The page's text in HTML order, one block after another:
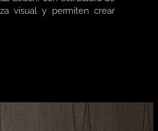
visual y permiten crear